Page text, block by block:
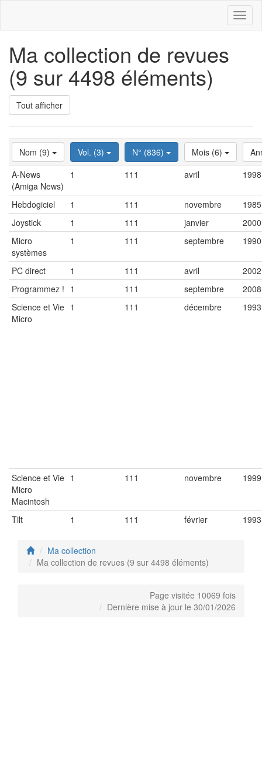
Ma collection de revues
(9 sur 4498 éléments)
Tout afficher
Nom (9) Vol. (3) N° (836) Mois (6)
A-News
(Amiga News)
1 111 avril 1998
Hebdogiciel 1 111 novembre
1985
Joystick
1 111 janvier
2000
Micro
systèmes
1 111 septembre 1990
PC direct 1 111 avril
2002
Programmez ! 1 111 septembre
2008
Science et Vie
Micro
1 111 décembre 1993
Science et Vie
Micro
Macintosh
1 111 novembre 1999
Tilt 1 111 février 1993
Ma collection
Ma collection de revues (9 sur 4498 éléments)
Page visitée 10069 fois
Dernière mise à jour le 30/01/2026